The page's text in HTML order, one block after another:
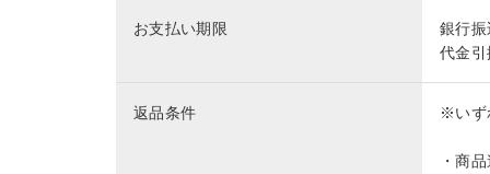
お支払い期限
銀行
代金
返品条件 ※いず
・商